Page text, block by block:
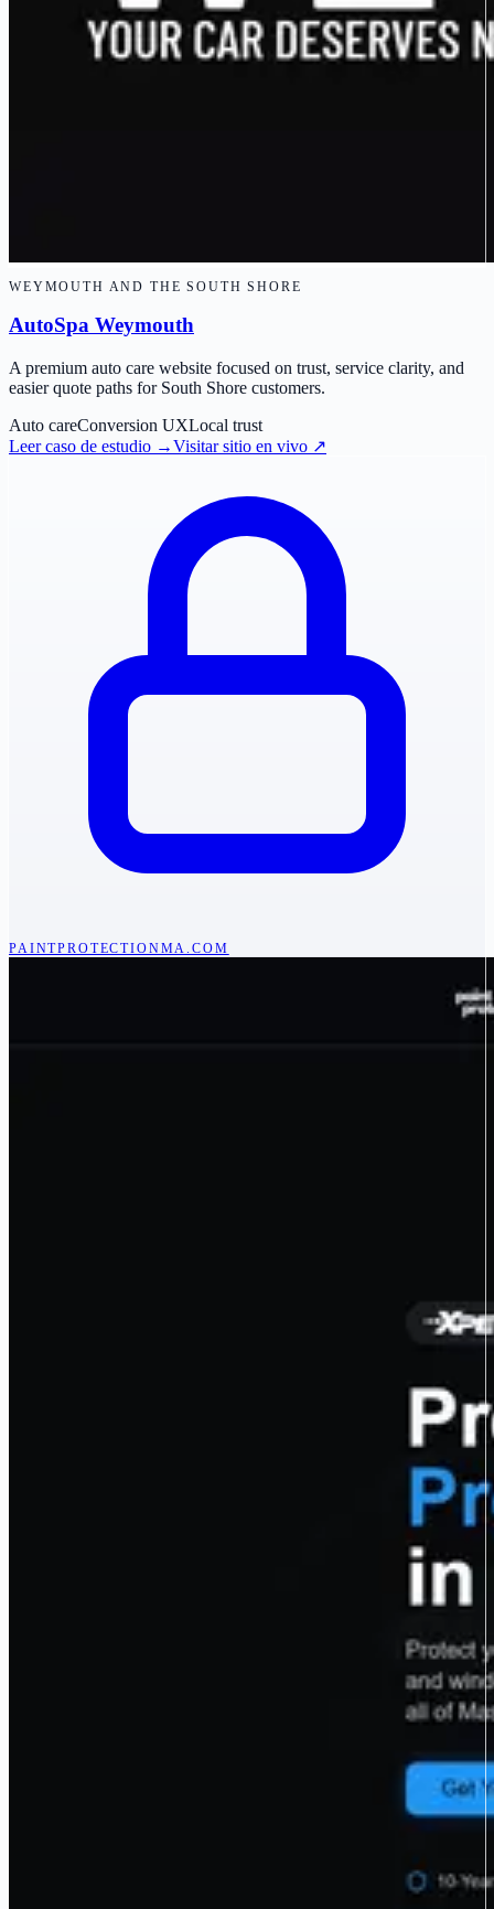
WEYMOUTH AND THE SOUTH SHORE
AutoSpa Weymouth
A premium auto care website focused on trust, service clarity, and
easier quote paths for South Shore customers.
Auto careConversion UXLocal trust
Leer caso de estudio →Visitar sitio en vivo ↗
PAINTPROTECTIONMA.COM